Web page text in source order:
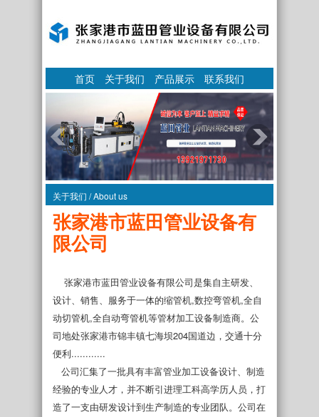
首页 关于我们 产品展示 联系我们
关于我们 / About us
张家港市蓝田管业设备有
限公司
张家港市蓝田管业设备有限公司是集自主研发、
设计、销售、服务于一体的缩管机,数控弯管机,全自
动切管机,全自动弯管机等管材加工设备制造商。公
司地处张家港市锦丰镇七海坝204国道边，交通十分
便利............
公司汇集了一批具有丰富管业加工设备设计、制造
经验的专业人才，并不断引进理工科高学历人员，打
造了一支由研发设计到生产制造的专业团队。公司在
SB38NC单轴液压弯… SB50NC单轴液压弯…